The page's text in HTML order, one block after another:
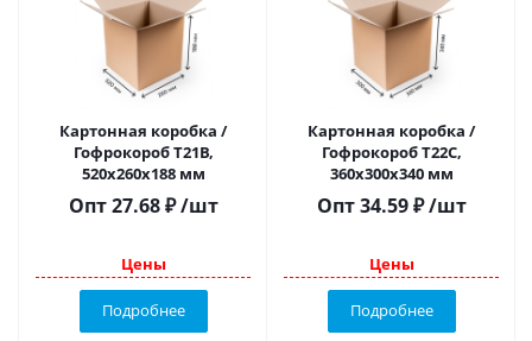
Картонная коробка /
Гофрокороб Т21В,
520х260х188 мм
Опт27.68 ₽ /шт
Цены
Подробнее
Картонная коробка /
Гофрокороб Т22C,
360х300х340 мм
Опт34.59 ₽ /шт
Цены
Подробнее